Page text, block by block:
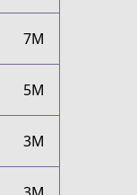
7M
5M
3M